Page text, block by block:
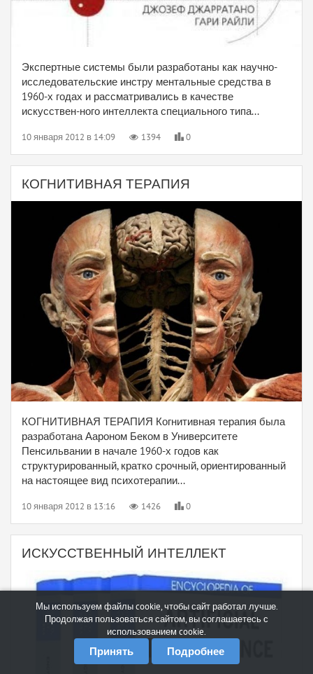
Экспертные системы были разработаны как научно-
исследовательские инстру ментальные средства в
1960-х годах и рассматривались в качестве
искусствен-ного интеллекта специального типа...
10 января 2012 в 14:09 1394 0
КОГНИТИВНАЯ ТЕРАПИЯ
КОГНИТИВНАЯ ТЕРАПИЯ Когнитивная терапия была
разработана Аароном Беком в Университете
Пенсильвании в начале 1960-х годов как
структурированный, кратко срочный, ориентированный
на настоящее вид психотерапии...
10 января 2012 в 13:16 1426 0
ИСКУССТВЕННЫЙ ИНТЕЛЛЕКТ
Мы используем файлы cookie, чтобы сайт работал лучше.
Продолжая пользоваться сайтом, вы соглашаетесь с
использованием cookie.
Принять Подробнее